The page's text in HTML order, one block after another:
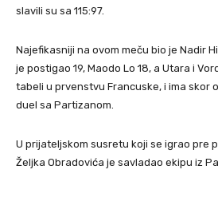
slavili su sa 115:97.
Najefikasniji na ovom meču bio je Nadir
je postigao 19, Maodo Lo 18, a Utara i
tabeli u prvenstvu Francuske, i ima skor
duel sa Partizanom.
U prijateljskom susretu koji se igrao pre
Željka Obradovića je savladao ekipu iz